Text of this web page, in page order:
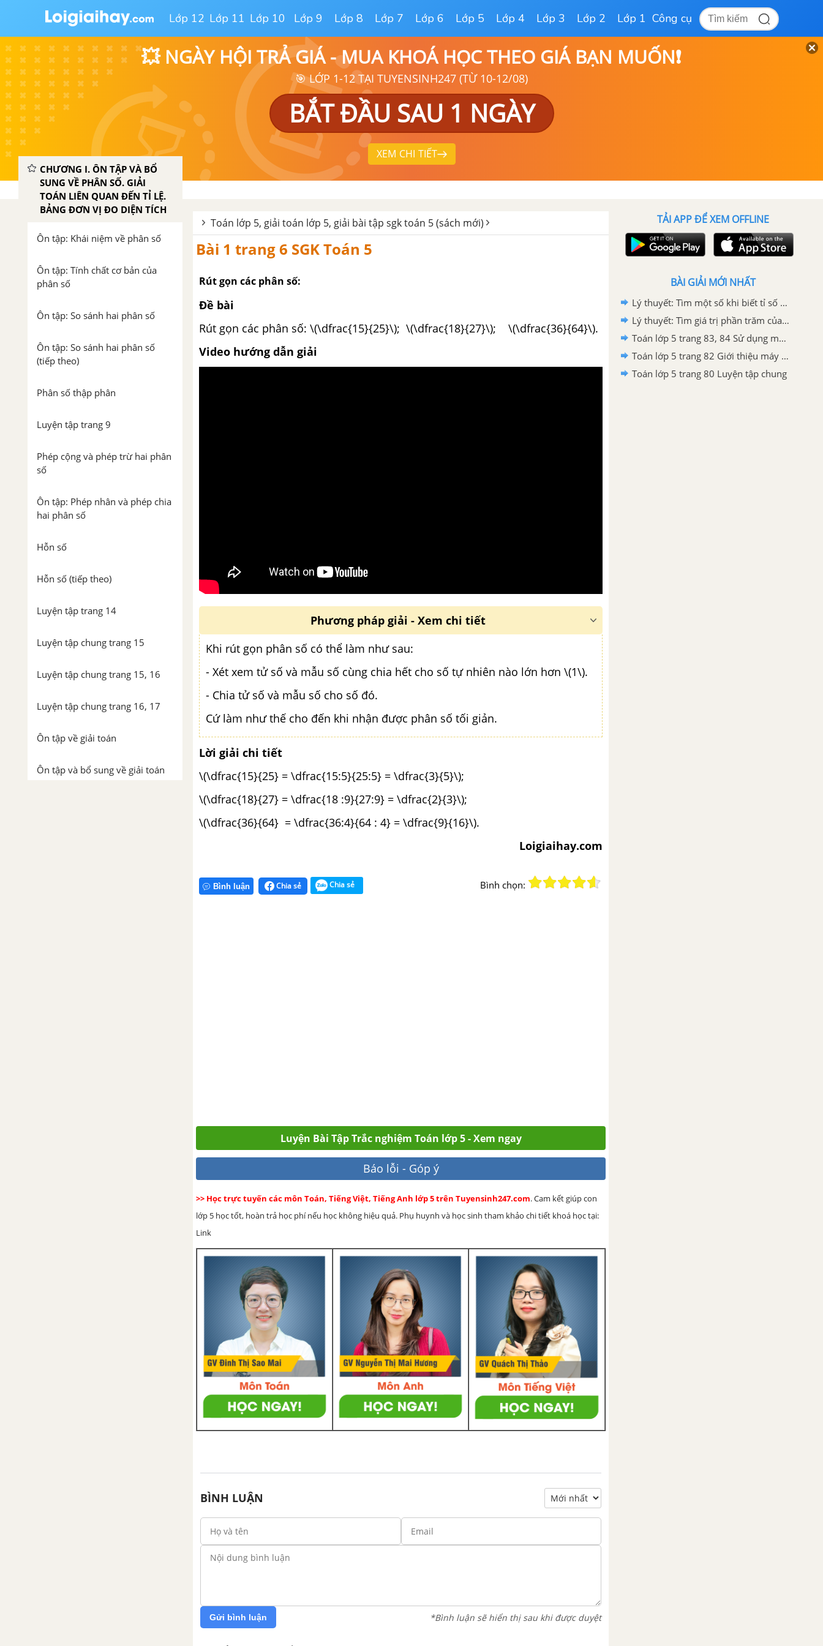
Lớp 12 Lớp 11 Lớp 10 Lớp 9 Lớp 8 Lớp 7 Lớp 6 Lớp 5 Lớp 4 Lớp 3 Lớp 2 Lớp 1 Công cụ
💥 NGÀY HỘI TRẢ GIÁ - MUA KHOÁ HỌC THEO GIÁ BẠN MUỐN❗
🎯 LỚP 1-12 TẠI TUYENSINH247 (TỪ 10-12/08)
BẮT ĐẦU SAU 1 NGÀY
XEM CHI TIẾT
CHƯƠNG I. ÔN TẬP VÀ BỔ
SUNG VỀ PHÂN SỐ. GIẢI
TOÁN LIÊN QUAN ĐẾN TỈ LỆ.
BẢNG ĐƠN VỊ ĐO DIỆN TÍCH
Ôn tập: Khái niệm về phân số
Ôn tập: Tính chất cơ bản của
phân số
Ôn tập: So sánh hai phân số
Ôn tập: So sánh hai phân số
(tiếp theo)
Phân số thập phân
Luyện tập trang 9
Phép cộng và phép trừ hai phân
số
Ôn tập: Phép nhân và phép chia
hai phân số
Hỗn số
Hỗn số (tiếp theo)
Luyện tập trang 14
Luyện tập chung trang 15
Luyện tập chung trang 15, 16
Luyện tập chung trang 16, 17
Ôn tập về giải toán
Ôn tập và bổ sung về giải toán
Toán lớp 5, giải toán lớp 5, giải bài tập sgk toán 5 (sách mới)
Bài 1 trang 6 SGK Toán 5
Rút gọn các phân số:
Đề bài
Rút gọn các phân số: \(\dfrac{15}{25}\); \(\dfrac{18}{27}\); \(\dfrac{36}{64}\).
Video hướng dẫn giải
Phương pháp giải - Xem chi tiết
Khi rút gọn phân số có thể làm như sau:
- Xét xem tử số và mẫu số cùng chia hết cho số tự nhiên nào lớn hơn \(1\).
- Chia tử số và mẫu số cho số đó.
Cứ làm như thế cho đến khi nhận được phân số tối giản.
Lời giải chi tiết
\(\dfrac{15}{25} = \dfrac{15:5}{25:5} = \dfrac{3}{5}\);
\(\dfrac{18}{27} = \dfrac{18 :9}{27:9} = \dfrac{2}{3}\);
\(\dfrac{36}{64} = \dfrac{36:4}{64 : 4} = \dfrac{9}{16}\).
Loigiaihay.com
Bình luận Chia sẻ Chia sẻ Bình chọn:
Luyện Bài Tập Trắc nghiệm Toán lớp 5 - Xem ngay
Báo lỗi - Góp ý
>> Học trực tuyến các môn Toán, Tiếng Việt, Tiếng Anh lớp 5 trên Tuyensinh247.com. Cam kết giúp con
lớp 5 học tốt, hoàn trả học phí nếu học không hiệu quả. Phụ huynh và học sinh tham khảo chi tiết khoá học tại:
Link
BÌNH LUẬN
Gửi bình luận *Bình luận sẽ hiển thị sau khi được duyệt
TẢI APP ĐỂ XEM OFFLINE
BÀI GIẢI MỚI NHẤT
Lý thuyết: Tìm một số khi biết tỉ số phần trăm của số đó
Lý thuyết: Tìm giá trị phần trăm của một số
Toán lớp 5 trang 83, 84 Sử dụng máy tính bỏ túi để giải toán về tỉ số phần trăm
Toán lớp 5 trang 82 Giới thiệu máy tính bỏ túi
Toán lớp 5 trang 80 Luyện tập chung